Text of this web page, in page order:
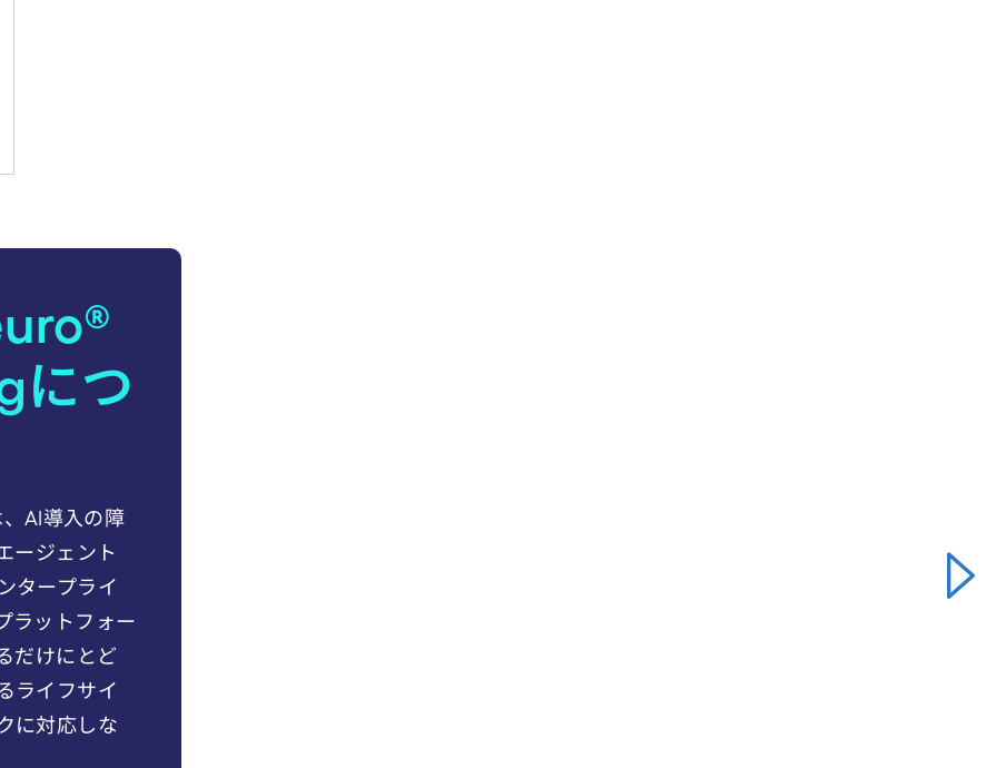
につ
AI導入の障
ージェント
タープライ
ラットフォー
だけにとど
ライフサイ
に対応しな